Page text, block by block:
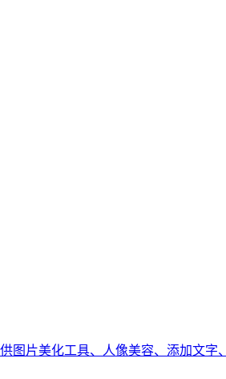
片美化工具、人像美容、添加文